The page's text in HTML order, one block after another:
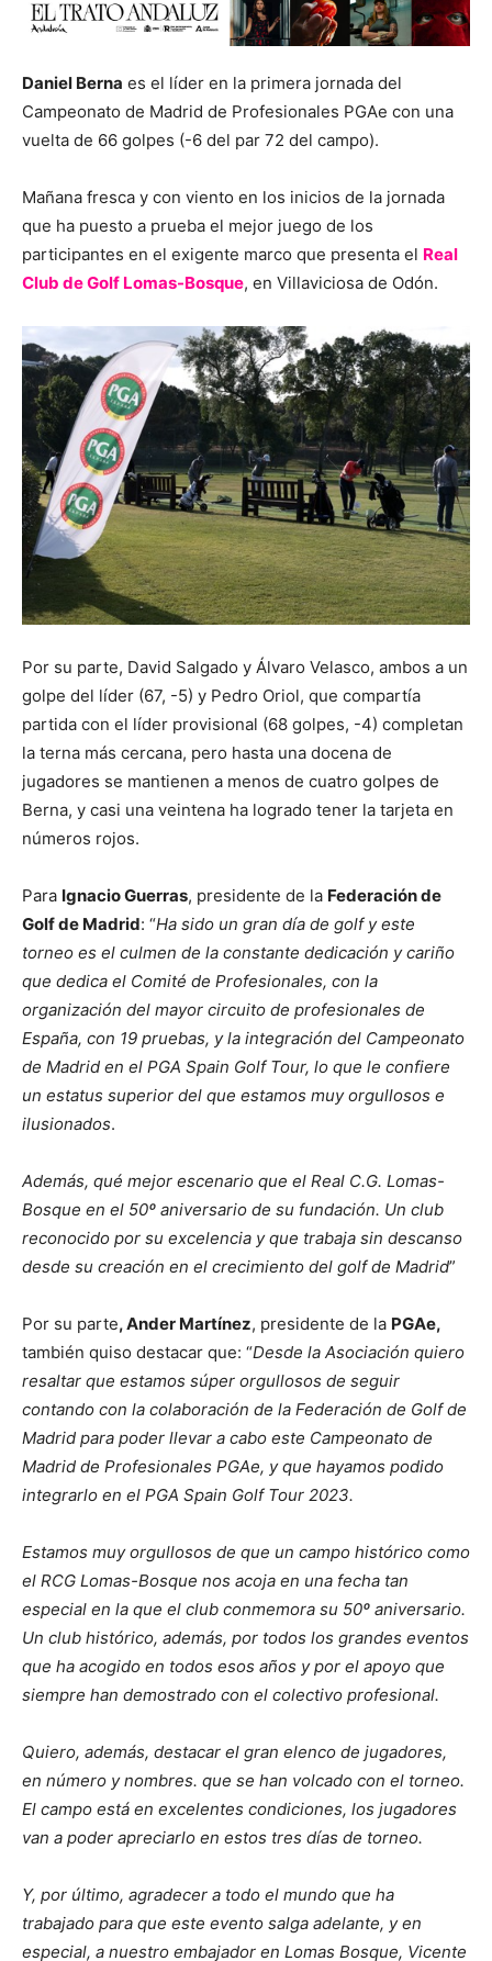
Daniel Berna es el líder en la primera jornada del
Campeonato de Madrid de Profesionales PGAe con una
vuelta de 66 golpes (-6 del par 72 del campo).
Mañana fresca y con viento en los inicios de la jornada
que ha puesto a prueba el mejor juego de los
participantes en el exigente marco que presenta el Real
Club de Golf Lomas-Bosque, en Villaviciosa de Odón.
Por su parte, David Salgado y Álvaro Velasco, ambos a un
golpe del líder (67, -5) y Pedro Oriol, que compartía
partida con el líder provisional (68 golpes, -4) completan
la terna más cercana, pero hasta una docena de
jugadores se mantienen a menos de cuatro golpes de
Berna, y casi una veintena ha logrado tener la tarjeta en
números rojos.
Para Ignacio Guerras, presidente de la Federación de
Golf de Madrid: “Ha sido un gran día de golf y este
torneo es el culmen de la constante dedicación y cariño
que dedica el Comité de Profesionales, con la
organización del mayor circuito de profesionales de
España, con 19 pruebas, y la integración del Campeonato
de Madrid en el PGA Spain Golf Tour, lo que le confiere
un estatus superior del que estamos muy orgullosos e
ilusionados.
Además, qué mejor escenario que el Real C.G. Lomas-
Bosque en el 50º aniversario de su fundación. Un club
reconocido por su excelencia y que trabaja sin descanso
desde su creación en el crecimiento del golf de Madrid”
Por su parte, Ander Martínez, presidente de la PGAe,
también quiso destacar que: “Desde la Asociación quiero
resaltar que estamos súper orgullosos de seguir
contando con la colaboración de la Federación de Golf de
Madrid para poder llevar a cabo este Campeonato de
Madrid de Profesionales PGAe, y que hayamos podido
integrarlo en el PGA Spain Golf Tour 2023.
Estamos muy orgullosos de que un campo histórico como
el RCG Lomas-Bosque nos acoja en una fecha tan
especial en la que el club conmemora su 50º aniversario.
Un club histórico, además, por todos los grandes eventos
que ha acogido en todos esos años y por el apoyo que
siempre han demostrado con el colectivo profesional.
Quiero, además, destacar el gran elenco de jugadores,
en número y nombres. que se han volcado con el torneo.
El campo está en excelentes condiciones, los jugadores
van a poder apreciarlo en estos tres días de torneo.
Y, por último, agradecer a todo el mundo que ha
trabajado para que este evento salga adelante, y en
especial, a nuestro embajador en Lomas Bosque, Vicente